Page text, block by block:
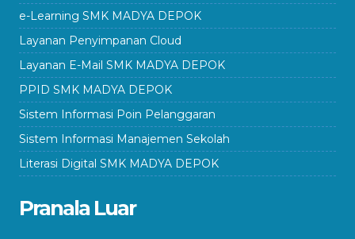
e-Learning SMK MADYA DEPOK
Layanan Penyimpanan Cloud
Layanan E-Mail SMK MADYA DEPOK
PPID SMK MADYA DEPOK
Sistem Informasi Poin Pelanggaran
Sistem Informasi Manajemen Sekolah
Literasi Digital SMK MADYA DEPOK
Pranala Luar